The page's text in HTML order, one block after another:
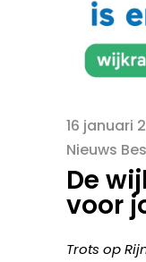
16 januari
Nieuws
De
voor
Trots op